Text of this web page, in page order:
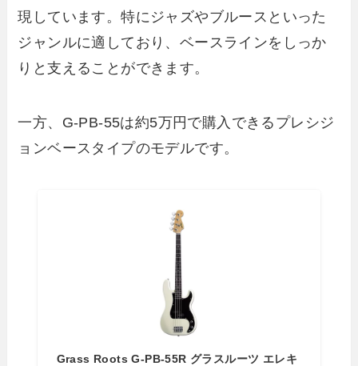
現しています。特にジャズやブルースといった
ジャンルに適しており、ベースラインをしっか
りと支えることができます。
一方、G-PB-55は約5万円で購入できるプレシジ
ョンベースタイプのモデルです。
Grass Roots G-PB-55R グラスルーツ エレキ